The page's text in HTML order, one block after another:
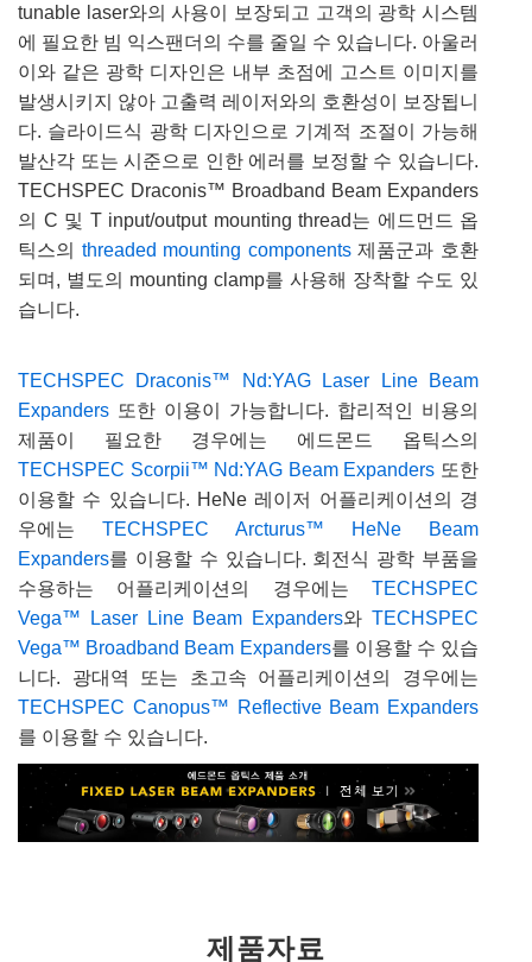
tunable laser와의 사용이 보장되고 고객의 광학 시스템
에 필요한 빔 익스팬더의 수를 줄일 수 있습니다. 아울러
이와 같은 광학 디자인은 내부 초점에 고스트 이미지를
발생시키지 않아 고출력 레이저와의 호환성이 보장됩니
다. 슬라이드식 광학 디자인으로 기계적 조절이 가능해
발산각 또는 시준으로 인한 에러를 보정할 수 있습니다.
TECHSPEC Draconis™ Broadband Beam Expanders
의 C 및 T input/output mounting thread는 에드먼드 옵
틱스의 threaded mounting components제품군과 호환
되며, 별도의 mounting clamp를 사용해 장착할 수도 있
습니다.
TECHSPEC Draconis™ Nd:YAG Laser Line Beam
Expanders 또한 이용이 가능합니다. 합리적인 비용의
제품이 필요한 경우에는 에드몬드 옵틱스의
TECHSPEC Scorpii™ Nd:YAG Beam Expanders 또한
이용할 수 있습니다. HeNe 레이저 어플리케이션의 경
우에는 TECHSPEC Arcturus™ HeNe Beam
Expanders를 이용할 수 있습니다. 회전식 광학 부품을
수용하는 어플리케이션의 경우에는 TECHSPEC
Vega™ Laser Line Beam Expanders와TECHSPEC
Vega™ Broadband Beam Expanders를 이용할 수 있습
니다. 광대역 또는 초고속 어플리케이션의 경우에는
TECHSPEC Canopus™ Reflective Beam Expanders
를 이용할 수 있습니다.
제품자료